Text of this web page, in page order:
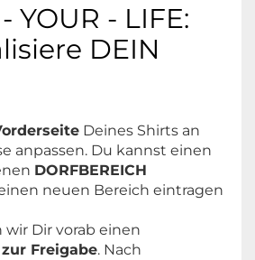
für optimalen Tragekomfort
mit
wasserbasierten
und lösemittelfrei,
Freude empfehlen wir...
Liebe:Kalt waschenund
Liebe:links waschen(und
YOUR - LIFE:
DEIN
Deines Shirts an
anpassen. Du kannst einen
DORFBEREICH
neuen Bereich eintragen
wir Dir vorab einen
Freigabe. Nach